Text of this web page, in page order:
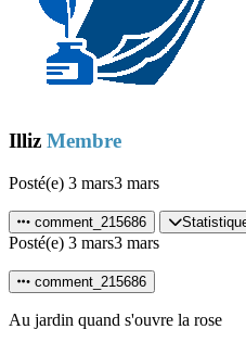
Illiz Membre
Posté(e) 3 mars3 mars
comment_215686
Posté(e) 3 mars3 mars
comment_215686
Au jardin quand s'ouvre la rose